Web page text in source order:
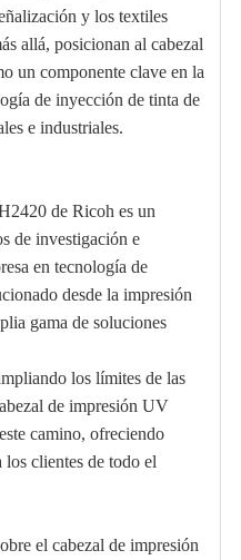
y los textiles
allá, posicionan al cabezal
un componente clave en la
de inyección de tinta de
e industriales.
de Ricoh es un
de investigación e
en tecnología de
desde la impresión
gama de soluciones
los límites de las
de impresión UV
camino, ofreciendo
clientes de todo el
el cabezal de impresión